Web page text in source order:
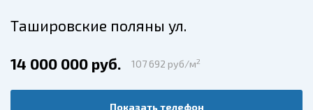
Ташировские поляны ул.
14 000 000 руб. 107 692 руб/м2
Показать телефон